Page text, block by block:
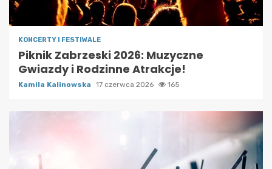
KONCERTY I FESTIWALE
Piknik Zabrzeski 2026: Muzyczne
Gwiazdy i Rodzinne Atrakcje!
Kamila Kalinowska 17 czerwca 2026 165